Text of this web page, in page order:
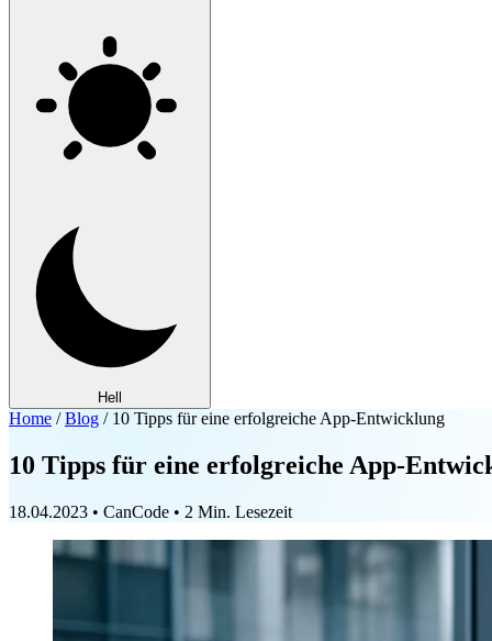
Hell
Home / Blog / 10 Tipps für eine erfolgreiche App-Entwicklung
10 Tipps für eine erfolgreiche App-
18.04.2023 • CanCode • 2 Min. Lesezeit